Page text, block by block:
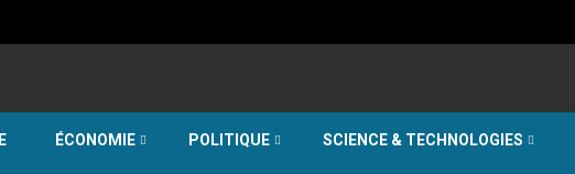
ÉCONOMIE POLITIQUE SCIENCE & TECHNOLOGIES